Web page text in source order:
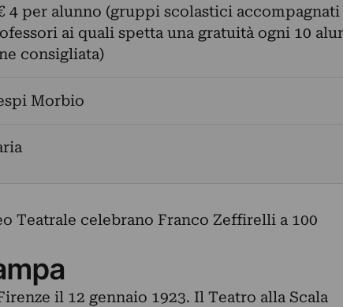
4 per alunno (gruppi scolastici accompagnati
ai quali spetta una gratuità ogni 10
consigliata)
Morbio
Teatrale celebrano Franco Zeffirelli a 100
il 12 gennaio 1923. Il Teatro alla Scala